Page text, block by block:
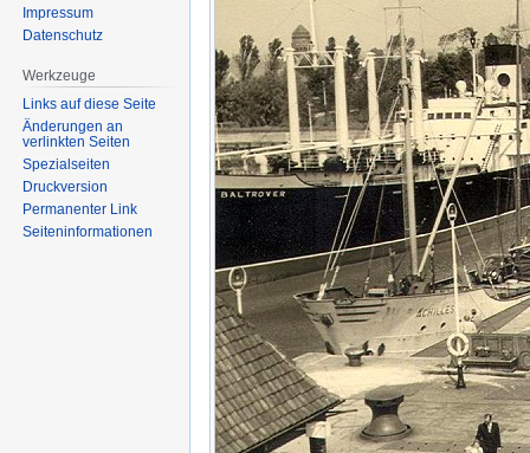
Impressum
Datenschutz
Werkzeuge
Links auf diese Seite
Änderungen an
verlinkten Seiten
Spezialseiten
Druckversion
Permanenter Link
Seiten­informationen